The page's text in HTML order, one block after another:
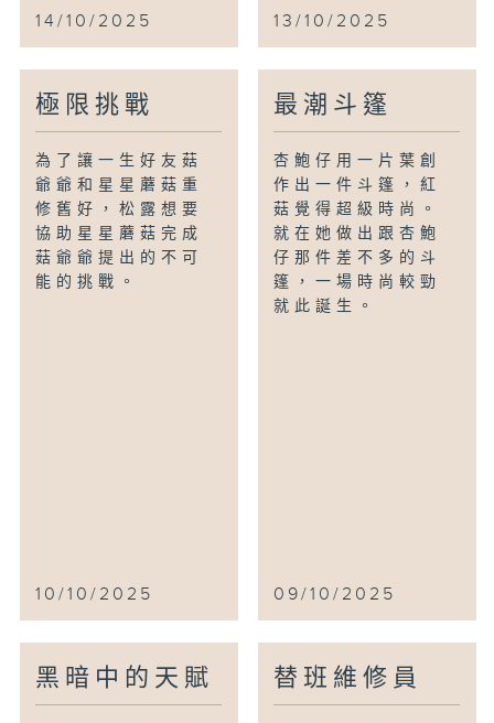
14/10/2025 13/10/2025
極限挑戰
為了讓一生好友菇
爺爺和星星蘑菇重
修舊好，松露想要
協助星星蘑菇完成
菇爺爺提出的不可
能的挑戰。
10/10/2025
最潮斗篷
杏鮑仔用一片葉創
作出一件斗篷，紅
菇覺得超級時尚。
就在她做出跟杏鮑
仔那件差不多的斗
篷，一場時尚較勁
就此誕生。
09/10/2025
黑暗中的天賦 替班維修員